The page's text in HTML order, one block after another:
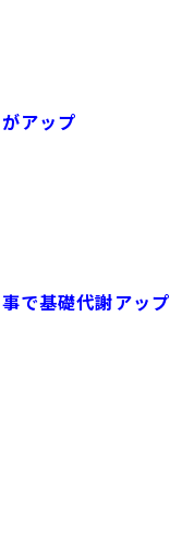
アップ
で基礎代謝アップ